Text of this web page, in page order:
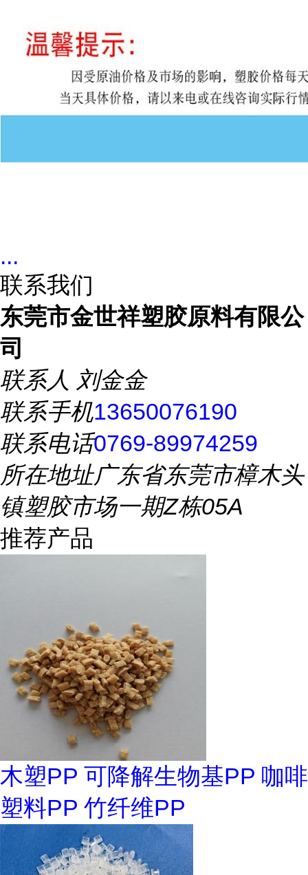
...
联系我们
东莞市金世祥塑胶原料有限公
司
联系人 刘金金
联系手机13650076190
联系电话0769-89974259
所在地址广东省东莞市樟木头
镇塑胶市场一期Z栋05A
推荐产品
木塑PP 可降解生物基PP 咖啡
塑料PP 竹纤维PP